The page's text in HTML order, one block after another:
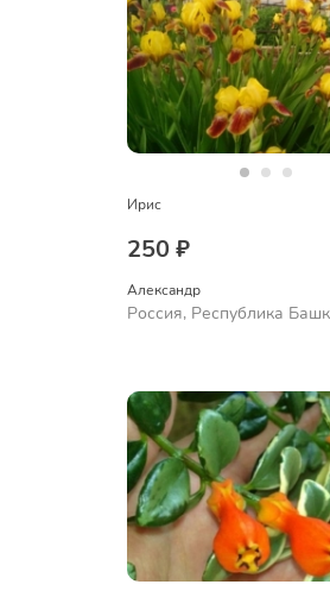
Ирис
250 ₽
Александр
Россия, Республика